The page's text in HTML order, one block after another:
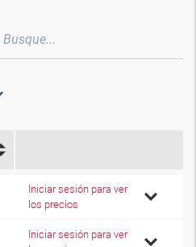
Iniciar sesión para ver
los precios
Iniciar sesión para ver